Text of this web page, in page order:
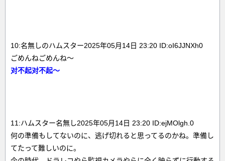
10:名無しのハムスター2025年05月14日 23:20 ID:oI6JJNXh0
ごめんねごめんね〜
对不起对不起～
11:ハムスター名無し2025年05月14日 23:20 ID:ejMOlgh.0
何の準備もしてないのに、逃げ切れると思ってるのかね。準備し
てたって難しいのに。